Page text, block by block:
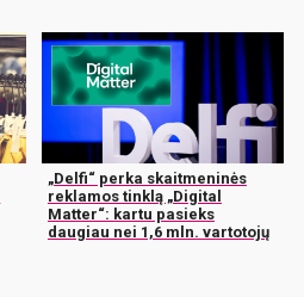
„Delfi“ perka skaitmeninės
reklamos tinklą „Digital
Matter“: kartu pasieks
daugiau nei 1,6 mln. vartotojų